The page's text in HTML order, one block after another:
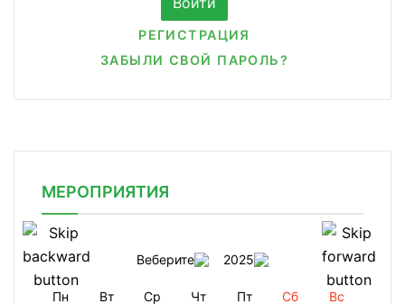
РЕГИСТРАЦИЯ
ЗАБЫЛИ СВОЙ ПАРОЛЬ?
МЕРОПРИЯТИЯ
Веберите 2025
Пн Вт Ср Чт Пт Сб Вс